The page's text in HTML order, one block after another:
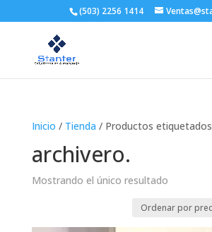
(503) 2256 1414
Inicio / Tienda / Productos etiquetados
archivero.
Mostrando el único resultado